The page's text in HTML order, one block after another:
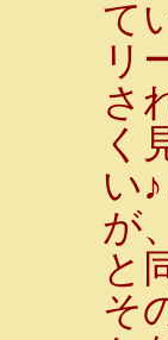
て
リ
さ
く
い
が
と
そ